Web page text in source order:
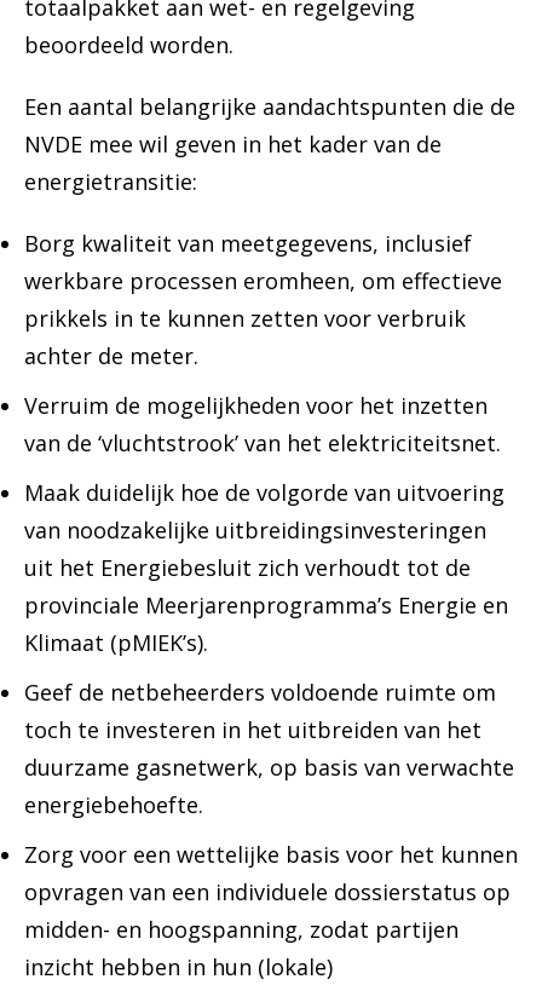
totaalpakket aan wet- en regelgeving
beoordeeld worden.
Een aantal belangrijke aandachtspunten die de
NVDE mee wil geven in het kader van de
energietransitie:
Borg kwaliteit van meetgegevens, inclusief
werkbare processen eromheen, om effectieve
prikkels in te kunnen zetten voor verbruik
achter de meter.
Verruim de mogelijkheden voor het inzetten
van de ‘vluchtstrook’ van het elektriciteitsnet.
Maak duidelijk hoe de volgorde van uitvoering
van noodzakelijke uitbreidingsinvesteringen
uit het Energiebesluit zich verhoudt tot de
provinciale Meerjarenprogramma’s Energie en
Klimaat (pMIEK’s).
Geef de netbeheerders voldoende ruimte om
toch te investeren in het uitbreiden van het
duurzame gasnetwerk, op basis van verwachte
energiebehoefte.
Zorg voor een wettelijke basis voor het kunnen
opvragen van een individuele dossierstatus op
midden- en hoogspanning, zodat partijen
inzicht hebben in hun (lokale)